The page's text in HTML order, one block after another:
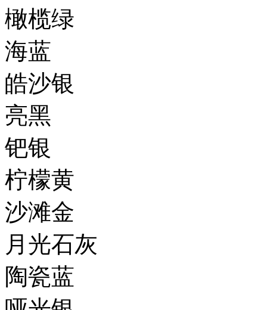
橄榄绿
海蓝
皓沙银
亮黑
钯银
柠檬黄
沙滩金
月光石灰
陶瓷蓝